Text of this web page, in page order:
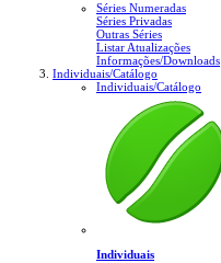
Séries Numeradas
Séries Privadas
Outras Séries
Listar Atualizações
Informações/Downloads
Individuais/Catálogo
Individuais/Catálogo
Individuais